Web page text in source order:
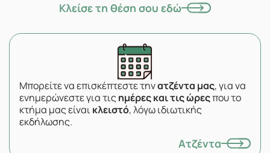
Κλείσε τη θέση σου εδώ
Μπορείτε να επισκέπτεστε τηνατζέντα μας, για να
ενημερώνεστε για τιςημέρες και τις ώρεςπου το
κτήμα μας είναικλειστό, λόγω ιδιωτικής
εκδήλωσης.
Ατζέντα